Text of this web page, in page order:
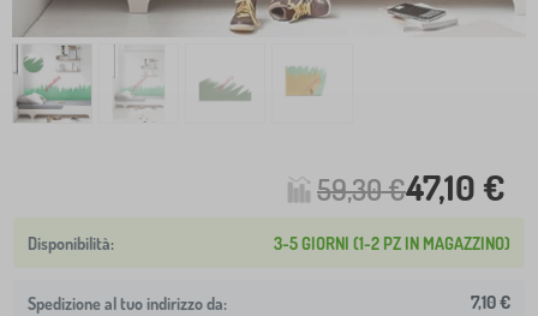
59,30 €47,10 €
3-5 GIORNI (1-2 PZ IN MAGAZZINO)
Spedizione al tuo indirizzo da: 7,10 €